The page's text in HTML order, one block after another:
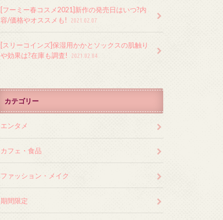
[フーミー春コスメ2021]新作の発売日はいつ?内
容/価格やオススメも!
2021.02.07
[スリーコインズ]保湿用かかとソックスの肌触り
や効果は?在庫も調査!
2021.02.04
カテゴリー
エンタメ
カフェ・食品
ファッション・メイク
期間限定